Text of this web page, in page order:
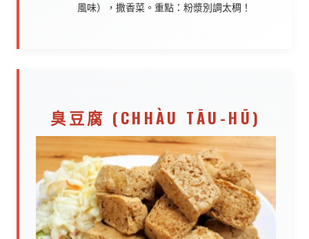
風味），撒香菜。重點：粉漿別調太稠！
臭豆腐 (CHHÀU TĀU-HŪ)